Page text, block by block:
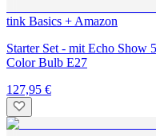
tink Basics + Amazon
Starter Set - mit Echo Show
Color Bulb E27
127,95 €